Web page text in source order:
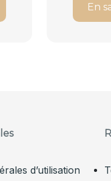
En
d’utilisation